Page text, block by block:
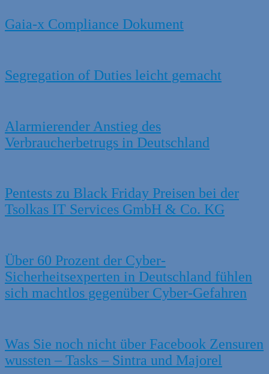
Gaia-x Compliance Dokument
Segregation of Duties leicht gemacht
Alarmierender Anstieg des
Verbraucherbetrugs in Deutschland
Pentests zu Black Friday Preisen bei der
Tsolkas IT Services GmbH & Co. KG
Über 60 Prozent der Cyber-
Sicherheitsexperten in Deutschland fühlen
sich machtlos gegenüber Cyber-Gefahren
Was Sie noch nicht über Facebook Zensuren
wussten – Tasks – Sintra und Majorel